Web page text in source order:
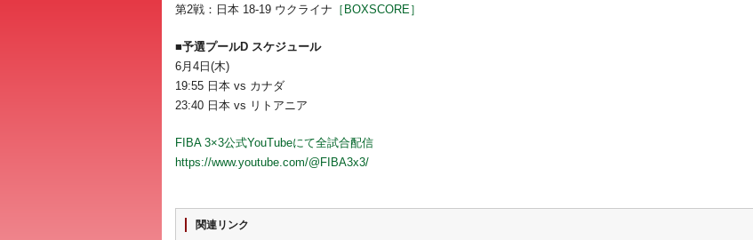
第2戦：日本 18-19 ウクライナ ［BOXSCORE］
■予選プールD スケジュール
6月4日(木)
19:55 日本 vs カナダ
23:40 日本 vs リトアニア
FIBA 3×3公式YouTubeにて全試合配信
https://www.youtube.com/@FIBA3x3/
関連リンク